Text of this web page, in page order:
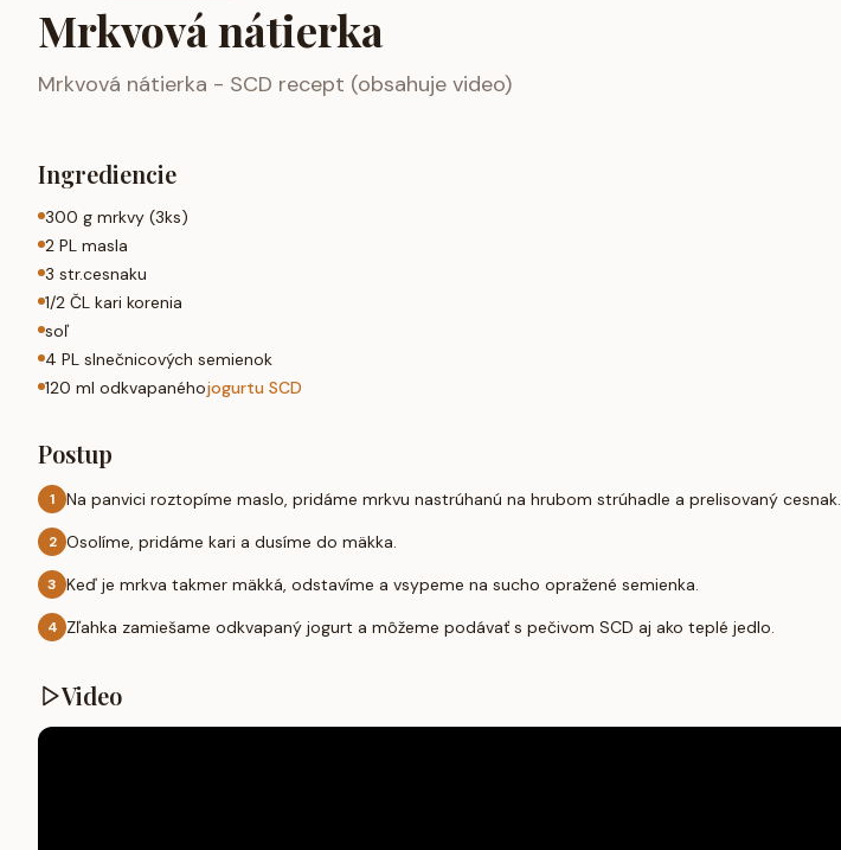
Mrkvová nátierka
Mrkvová nátierka - SCD recept (obsahuje video)
Ingrediencie
300 g mrkvy (3ks)
2 PL masla
3 str.cesnaku
1/2 ČL kari korenia
soľ
4 PL slnečnicových semienok
120 ml odkvapanéhojogurtu SCD
Postup
1 Na panvici roztopíme maslo, pridáme mrkvu nastrúhanú na hrubom strúhadle a prelisovaný cesnak.
2 Osolíme, pridáme kari a dusíme do mäkka.
3 Keď je mrkva takmer mäkká, odstavíme a vsypeme na sucho opražené semienka.
4 Zľahka zamiešame odkvapaný jogurt a môžeme podávať s pečivom SCD aj ako teplé jedlo.
Video